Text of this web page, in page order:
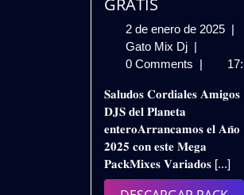
GRATIS
2 de enero de 2025 2|
Gato Mix Dj PACK
MIXES
2025
GRATIS
|
0 Comments |
𝐒𝐚𝐥𝐮𝐝𝐨𝐬 𝐂𝐨𝐫𝐝𝐢𝐚𝐥𝐞𝐬 𝐀𝐦𝐢𝐠𝐨𝐬
𝐃𝐉𝐒 𝐝𝐞𝐥 𝐏𝐥𝐚𝐧𝐞𝐭𝐚
𝐞𝐧𝐭𝐞𝐫𝐨𝐀𝐫𝐫𝐚𝐧𝐜𝐚𝐦𝐨𝐬 𝐞𝐥 𝐀𝐧̃𝐨
𝟐𝟎𝟐𝟓 𝐜𝐨𝐧 𝐞𝐬𝐭𝐞 𝐌𝐞𝐠𝐚
𝐏𝐚𝐜𝐤𝐌𝐢𝐱𝐞𝐬 𝐕𝐚𝐫𝐢𝐚𝐝𝐨𝐬 [...]